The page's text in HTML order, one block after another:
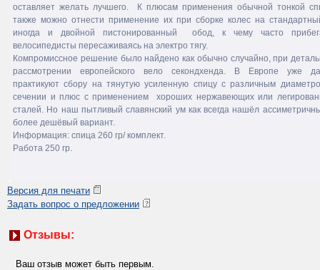
оставляет желать лучшего. К плюсам применения обычной тонкой
также можно отнести применение их при сборке колес на
иногда и двойной пистонированный обод, к чему часто
велосипедисты пересаживаясь на электро тягу.
Компромиссное решение было найдено как обычно случайно, при
рассмотрении европейского вело секондхенда. В Европе уже
практикуют сбору на тянутую усиленную спицу с различным
сечении и плюс с применением хороших нержавеющих или
сталей. Но наш пытливый славянский ум как всегда нашёл
более дешёвый вариант.
Информация: спица 260 гр/ комплект.
Работа 250 гр.
Версия для печати
Задать вопрос о предложении
Отзывы:
Ваш отзыв может быть первым.